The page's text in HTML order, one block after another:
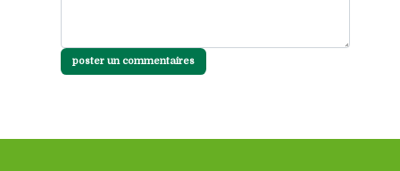
poster un commentaires